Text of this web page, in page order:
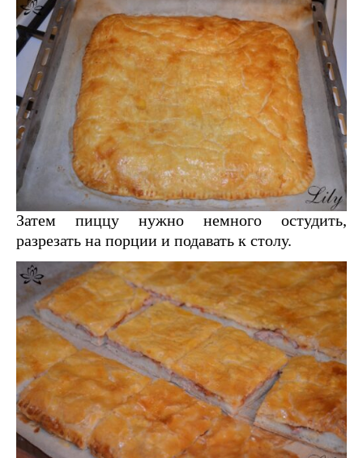
Затем пиццу нужно немного остудить,
разрезать на порции и подавать к столу.